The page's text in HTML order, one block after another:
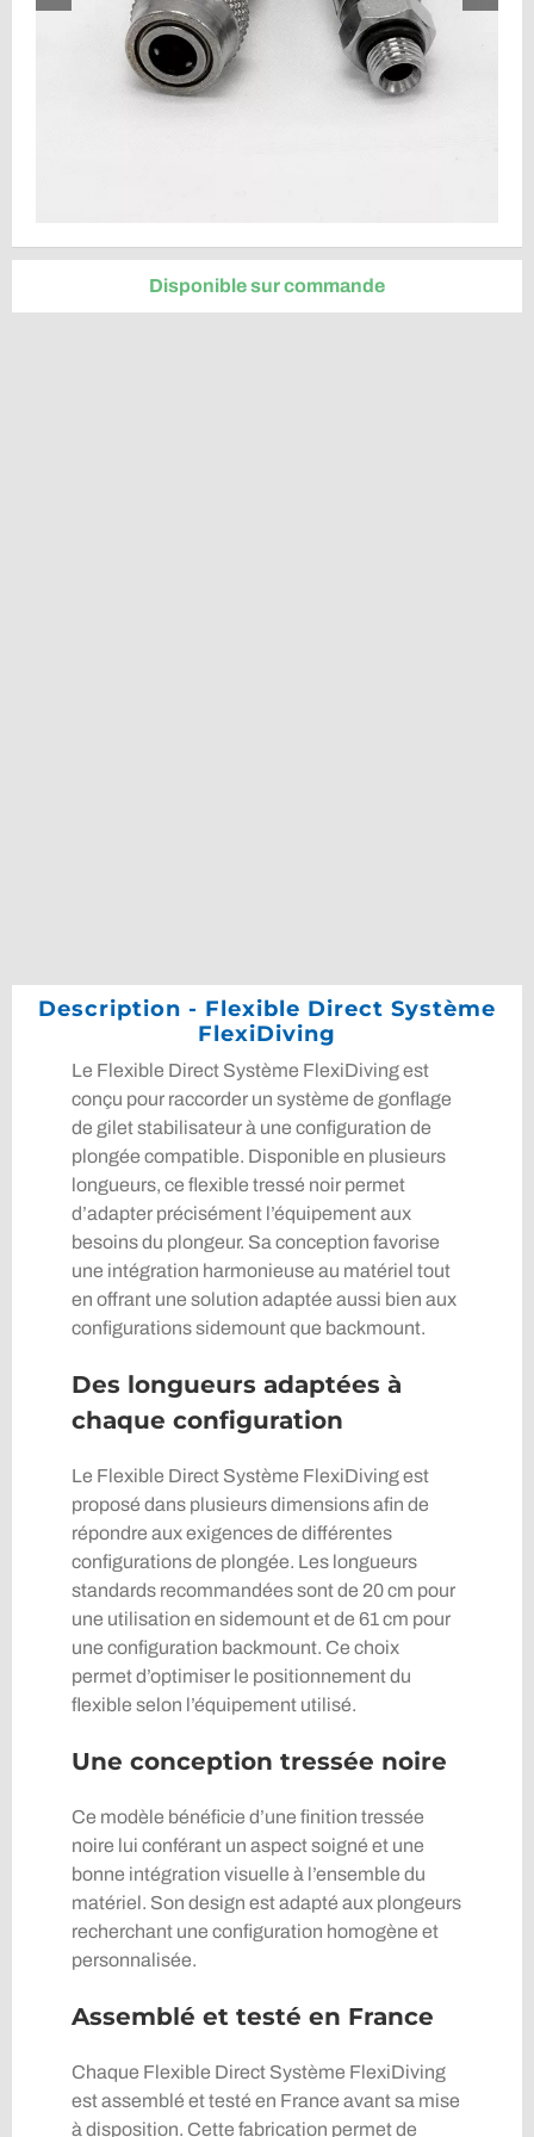
Disponible sur commande
Description - Flexible Direct Système
FlexiDiving
Le Flexible Direct Système FlexiDiving est
conçu pour raccorder un système de gonflage
de gilet stabilisateur à une configuration de
plongée compatible. Disponible en plusieurs
longueurs, ce flexible tressé noir permet
d’adapter précisément l’équipement aux
besoins du plongeur. Sa conception favorise
une intégration harmonieuse au matériel tout
en offrant une solution adaptée aussi bien aux
configurations sidemount que backmount.
Des longueurs adaptées à
chaque configuration
Le Flexible Direct Système FlexiDiving est
proposé dans plusieurs dimensions afin de
répondre aux exigences de différentes
configurations de plongée. Les longueurs
standards recommandées sont de 20 cm pour
une utilisation en sidemount et de 61 cm pour
une configuration backmount. Ce choix
permet d’optimiser le positionnement du
flexible selon l’équipement utilisé.
Une conception tressée noire
Ce modèle bénéficie d’une finition tressée
noire lui conférant un aspect soigné et une
bonne intégration visuelle à l’ensemble du
matériel. Son design est adapté aux plongeurs
recherchant une configuration homogène et
personnalisée.
Assemblé et testé en France
Chaque Flexible Direct Système FlexiDiving
est assemblé et testé en France avant sa mise
à disposition. Cette fabrication permet de